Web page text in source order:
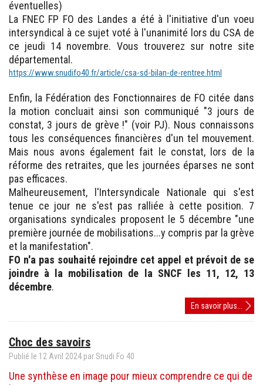
éventuelles)
La FNEC FP FO des Landes a été à l'initiative d'un voeu
intersyndical à ce sujet voté à l'unanimité lors du CSA de
ce jeudi 14 novembre. Vous trouverez sur notre site
départemental.
https://www.snudifo40.fr/article/csa-sd-bilan-de-rentree.html
Enfin, la Fédération des Fonctionnaires de FO citée dans
la motion concluait ainsi son communiqué "3 jours de
constat, 3 jours de grève !" (voir PJ). Nous connaissons
tous les conséquences financières d'un tel mouvement.
Mais nous avons également fait le constat, lors de la
réforme des retraites, que les journées éparses ne sont
pas efficaces.
Malheureusement, l'Intersyndicale Nationale qui s'est
tenue ce jour ne s'est pas ralliée à cette position. 7
organisations syndicales proposent le 5 décembre "une
première journée de mobilisations...y compris par la grève
et la manifestation".
FO n'a pas souhaité rejoindre cet appel et prévoit de se
joindre à la mobilisation de la SNCF les 11, 12, 13
décembre.
En savoir plus...
NON
Choc des savoirs
Publié le 12 Avril 2024 par Snudi Fo 40
Une synthèse en image pour mieux comprendre ce qui de